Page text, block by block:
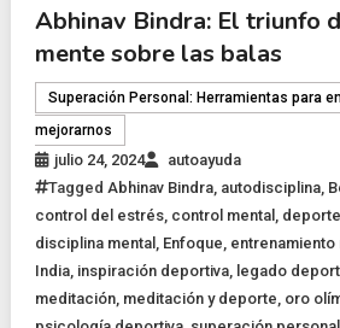
Abhinav Bindra: El triunfo
mente sobre las balas
Superación Personal: Herramientas para
mejorarnos
julio 24, 2024
autoayuda
Tagged Abhinav Bindra, autodisciplina,
control del estrés, control mental
disciplina mental
Enfoque entrenamiento
India, inspiración deportiva, legado
meditación, meditación y deporte oro